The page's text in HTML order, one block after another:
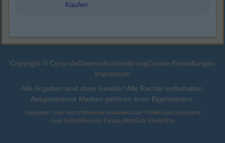
Kaufen
Copyright © Cycor.deDatenschutzerklärungCookie-Einstellungen
Impressum
Alle Angaben sind ohne Gewähr! Alle Rechte vorbehalten.
Ausgewiesene Marken gehören ihren Eigentümern.
Navigation:Gute HorrorfilmeGute KomödienGute ThrillerGute Liebesfilme
Gute ActionfilmeGute FantasyfilmeGute Kinderfilme